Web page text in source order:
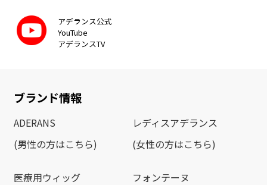
アデランス公式
YouTube
アデランスTV
ブランド情報
ADERANS
(男性の方はこちら)
レディスアデランス
(女性の方はこちら)
医療用ウィッグ フォンテーヌ